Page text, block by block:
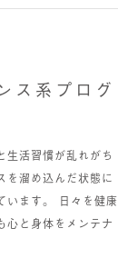
ス系プログ
生活習慣が乱れがち
を溜め込んだ状態に
います。 日々を健康
心と身体をメンテナ